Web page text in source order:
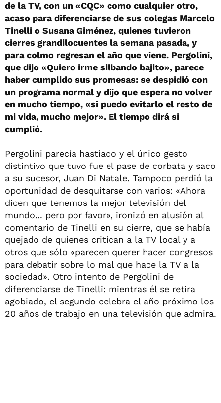
de la TV, con un «CQC» como cualquier otro,
acaso para diferenciarse de sus colegas Marcelo
Tinelli o Susana Giménez, quienes tuvieron
cierres grandilocuentes la semana pasada, y
para colmo regresan el año que viene. Pergolini,
que dijo «Quiero irme silbando bajito», parece
haber cumplido sus promesas: se despidió con
un programa normal y dijo que espera no volver
en mucho tiempo, «si puedo evitarlo el resto de
mi vida, mucho mejor». El tiempo dirá si
cumplió.
Pergolini parecía hastiado y el único gesto
distintivo que tuvo fue el pase de corbata y saco
a su sucesor, Juan Di Natale. Tampoco perdió la
oportunidad de desquitarse con varios: «Ahora
dicen que tenemos la mejor televisión del
mundo... pero por favor», ironizó en alusión al
comentario de Tinelli en su cierre, que se había
quejado de quienes critican a la TV local y a
otros que sólo «parecen querer hacer congresos
para debatir sobre lo mal que hace la TV a la
sociedad». Otro intento de Pergolini de
diferenciarse de Tinelli: mientras él se retira
agobiado, el segundo celebra el año próximo los
20 años de trabajo en una televisión que admira.